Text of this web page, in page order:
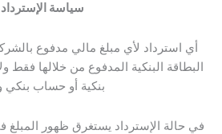
سياسة الإسترداد
أي استرداد لأي مبلغ مالي مدفوع
البطاقة البنكية المدفوع من خلالها فقط
بنكية أو حساب بنكي